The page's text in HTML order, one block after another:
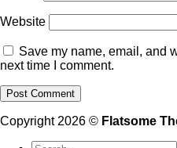
Website
Save my name, email, and
next time I comment.
Copyright 2026 © Flatsome